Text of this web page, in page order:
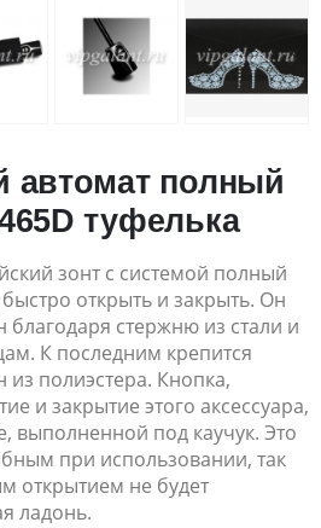
автомат полный
туфелька
зонт с системой полный
открыть и закрыть. Он
благодаря стержню из стали и
К последним крепится
из полиэстера. Кнопка,
и закрытие этого аксессуара,
выполненной под каучук. Это
при использовании, так
открытием не будет
ладонь.